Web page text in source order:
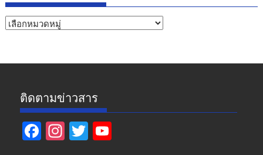
หัวข้อ
ติดตามข่าวสาร
F In T